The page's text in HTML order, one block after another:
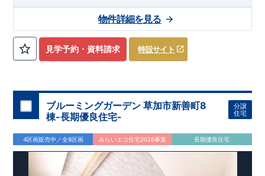
【全居室クローゼット完備】
お子様のお洋服の収納にも困らない
【床下収納】​【可動棚4段】​【大容量シューズクローゼット】
などの、あったらうれしい収納完備☆
[3], テラス ★
家族の団らんやガーデニング、ちょっとしたアウトドアにも活
用できます♪(4号棟)
[4],上部吹抜け
上部吹抜けによって光と風が通り、リビング全体が明るく快適
と“ 開放感”を感じられる空間。
見学予約・資料請求 特設サイト
物件詳細を見る
ブルーミングガーデン 草加市新善町8
棟-長期優良住宅-
分譲
住宅
4区画販売中／全8区画 みらいエコ住宅2026事業 長期優良住宅